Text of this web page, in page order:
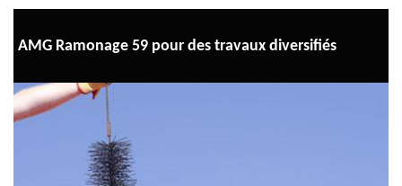
AMG Ramonage 59 pour des travaux diversifiés